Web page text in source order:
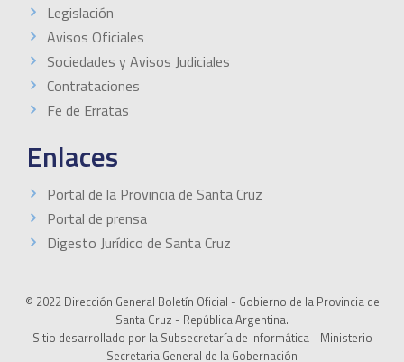
Legislación
Avisos Oficiales
Sociedades y Avisos Judiciales
Contrataciones
Fe de Erratas
Enlaces
Portal de la Provincia de Santa Cruz
Portal de prensa
Digesto Jurídico de Santa Cruz
© 2022 Dirección General Boletín Oficial - Gobierno de la Provincia de
Santa Cruz - República Argentina.
Sitio desarrollado por la Subsecretaría de Informática - Ministerio
Secretaria General de la Gobernación